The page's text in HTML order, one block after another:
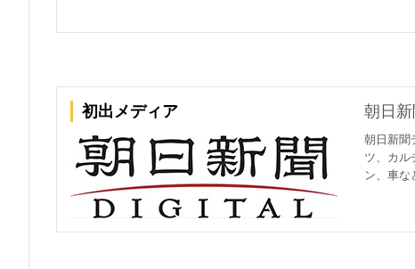
初出メディア 朝日
朝日新聞
ツ、カル
ン、車な